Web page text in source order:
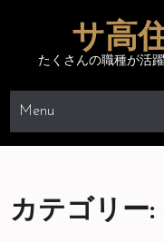
content
サ高
たくさんの職種が活
Menu
カテゴリー: